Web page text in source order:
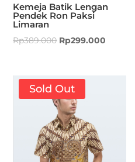
Kemeja Batik Lengan
Pendek Ron Paksi
Limaran
Rp389.000 Rp299.000
Sold Out